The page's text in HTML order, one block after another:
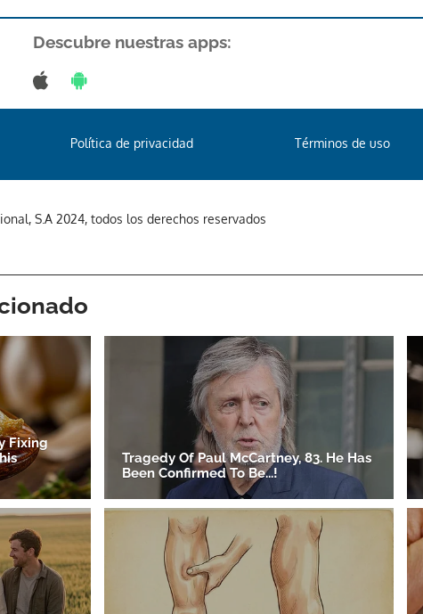
Descubre nuestras apps:
Política de privacidad Términos de uso
S.A 2024, todos los derechos reservados